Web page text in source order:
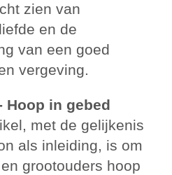
zien van
en de
van een goed
vergeving.
Hoop in gebed
met de gelijkenis
als inleiding, is om
grootouders hoop